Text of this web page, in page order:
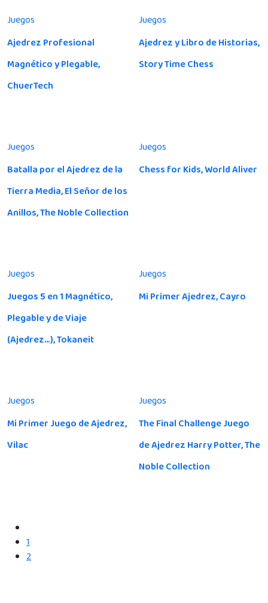
Juegos
Ajedrez Profesional
Magnético y Plegable,
ChuerTech
Juegos
Ajedrez y Libro de Historias,
Story Time Chess
Juegos
Batalla por el Ajedrez de la
Tierra Media, El Señor de los
Anillos, The Noble Collection
Juegos
Chess for Kids, World Aliver
Juegos
Juegos 5 en 1 Magnético,
Plegable y de Viaje
(Ajedrez…), Tokaneit
Juegos
Mi Primer Ajedrez, Cayro
Juegos
Mi Primer Juego de Ajedrez,
Vilac
Juegos
The Final Challenge Juego
de Ajedrez Harry Potter, The
Noble Collection
1
2